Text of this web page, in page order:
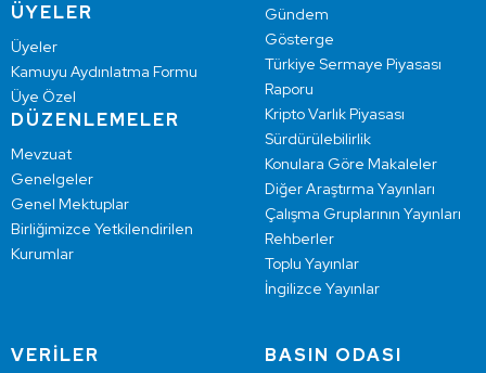
ÜYELER
Üyeler
Kamuyu Aydınlatma Formu
Üye Özel
DÜZENLEMELER
Mevzuat
Genelgeler
Genel Mektuplar
Birliğimizce Yetkilendirilen
Kurumlar
Gündem
Gösterge
Türkiye Sermaye Piyasası
Raporu
Kripto Varlık Piyasası
Sürdürülebilirlik
Konulara Göre Makaleler
Diğer Araştırma Yayınları
Çalışma Gruplarının Yayınları
Rehberler
Toplu Yayınlar
İngilizce Yayınlar
VERİLER BASIN ODASI